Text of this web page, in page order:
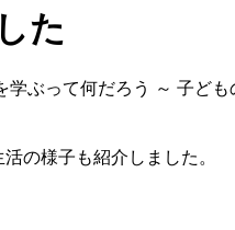
た
ぶって何だろう ～ 子ど
の様子も紹介しました。